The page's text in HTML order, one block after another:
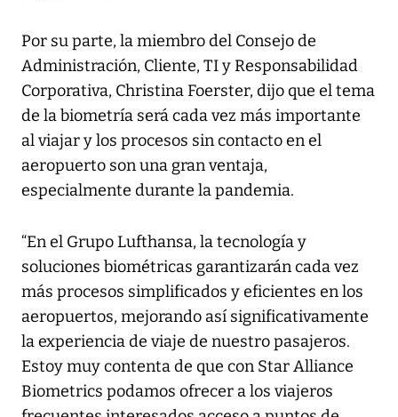
Por su parte, la miembro del Consejo de
Administración, Cliente, TI y Responsabilidad
Corporativa, Christina Foerster, dijo que el tema
de la biometría será cada vez más importante
al viajar y los procesos sin contacto en el
aeropuerto son una gran ventaja,
especialmente durante la pandemia.
“En el Grupo Lufthansa, la tecnología y
soluciones biométricas garantizarán cada vez
más procesos simplificados y eficientes en los
aeropuertos, mejorando así significativamente
la experiencia de viaje de nuestro pasajeros.
Estoy muy contenta de que con Star Alliance
Biometrics podamos ofrecer a los viajeros